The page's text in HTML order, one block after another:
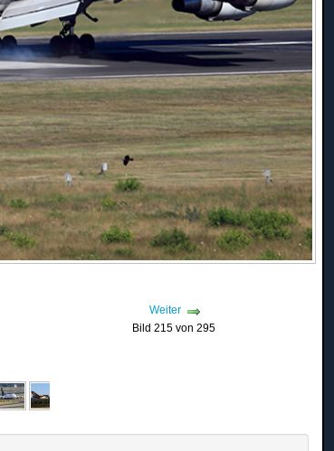
Weiter
Bild 215 von 295